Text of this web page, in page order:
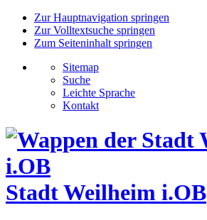
Zur Hauptnavigation springen
Zur Volltextsuche springen
Zum Seiteninhalt springen
Sitemap
Suche
Leichte Sprache
Kontakt
Stadt Weilheim i.OB